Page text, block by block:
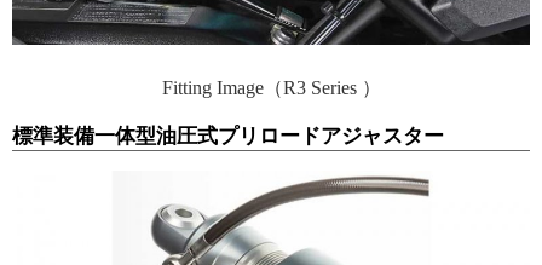
Fitting Image（R3 Series ）
標準装備一体型油圧式プリロードアジャスター